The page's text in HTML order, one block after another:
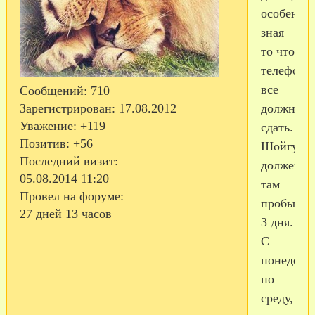
Сообщений: 710
Зарегистрирован: 17.08.2012
Уважение: +119
Позитив: +56
Последний визит:
05.08.2014 11:20
Провел на форуме:
27 дней 13 часов
особенно
зная
то что
телефоны
все
должны
сдать.
Шойгу
должен
там
пробыть
3 дня.
С
по
среду,